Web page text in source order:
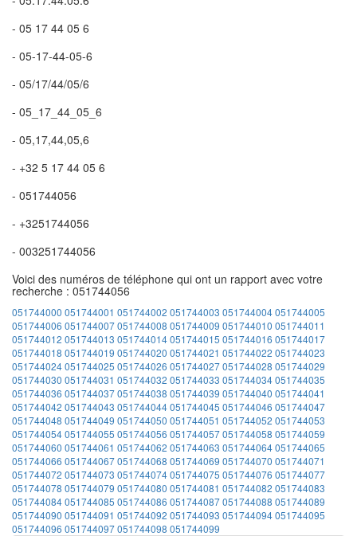
- 05 17 44 05 6
- 05-17-44-05-6
- 05/17/44/05/6
- 05_17_44_05_6
- 05,17,44,05,6
- +32 5 17 44 05 6
- 051744056
- +3251744056
- 003251744056
Voici des numéros de téléphone qui ont un rapport avec votre
recherche : 051744056
051744000 051744001 051744002 051744003 051744004051744005
051744006 051744007051744008 051744009 051744010 051744011
051744012 051744013 051744014051744015 051744016 051744017
051744018 051744019 051744020 051744021 051744022 051744023
051744024051744025 051744026 051744027051744028 051744029
051744030 051744031 051744032 051744033 051744034051744035
051744036 051744037051744038 051744039 051744040 051744041
051744042 051744043 051744044051744045 051744046 051744047
051744048 051744049 051744050 051744051 051744052 051744053
051744054051744055 051744056 051744057051744058 051744059
051744060 051744061 051744062 051744063 051744064051744065
051744066 051744067051744068 051744069 051744070 051744071
051744072 051744073 051744074051744075 051744076 051744077
051744078 051744079 051744080 051744081 051744082 051744083
051744084051744085 051744086 051744087051744088 051744089
051744090 051744091 051744092 051744093 051744094051744095
051744096 051744097051744098 051744099